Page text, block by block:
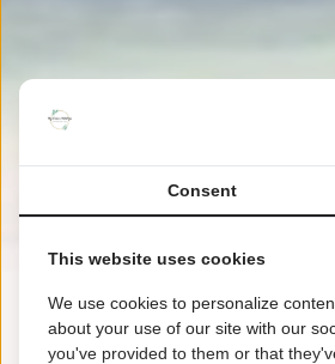
Consent
This website uses cookies
We use cookies to personalize
about your use of our site with our
you've provided to them or that